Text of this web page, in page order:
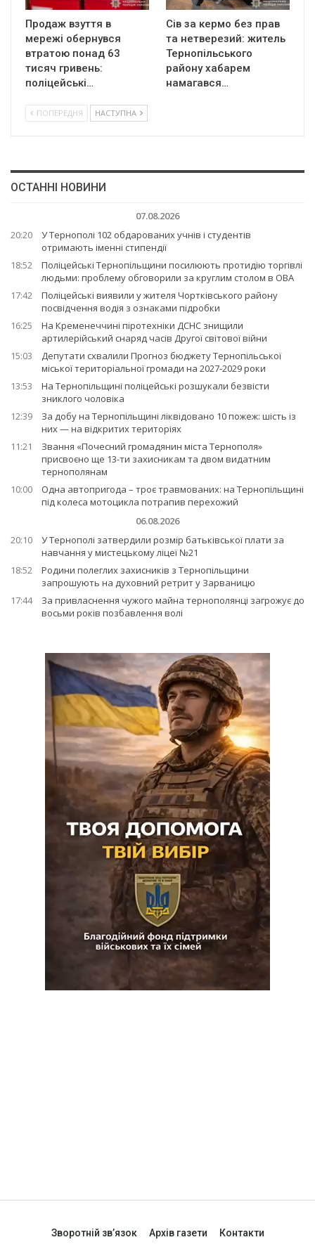
Продаж взуття в
мережі обернувся
втратою понад 63
тисяч гривень:
поліцейські…
Сів за кермо без прав
та нетверезий: житель
Тернопільського
району хабарем
намагався…
ПОПЕРЕДНЯ НАСТУПНА
ОСТАННІ НОВИНИ
07.08.2026
20:20
У Тернополі 102 обдарованих учнів і студентів
отримають іменні стипендії
18:52
Поліцейські Тернопільщини посилюють протидію торгівлі
людьми: проблему обговорили за круглим столом в ОВА
17:42
Поліцейські виявили у жителя Чортківського району
посвідчення водія з ознаками підробки
16:25
На Кременеччині піротехніки ДСНС знищили
артилерійський снаряд часів Другої світової війни
15:03
Депутати схвалили Прогноз бюджету Тернопільської
міської територіальної громади на 2027-2029 роки
13:53
На Тернопільщині поліцейські розшукали безвісти
зниклого чоловіка
12:39
За добу на Тернопільщині ліквідовано 10 пожеж: шість із
них — на відкритих територіях
11:21
Звання «Почесний громадянин міста Тернополя»
присвоєно ще 13-ти захисникам та двом видатним
тернополянам
10:00
Одна автопригода – троє травмованих: на Тернопільщині
під колеса мотоцикла потрапив перехожий
06.08.2026
20:10
У Тернополі затвердили розмір батьківської плати за
навчання у мистецькому ліцеї №21
18:52
Родини полеглих захисників з Тернопільщини
запрошують на духовний ретрит у Зарваницю
17:44
За привласнення чужого майна тернополянці загрожує до
восьми років позбавлення волі
Зворотній зв’язок Архів газети Контакти